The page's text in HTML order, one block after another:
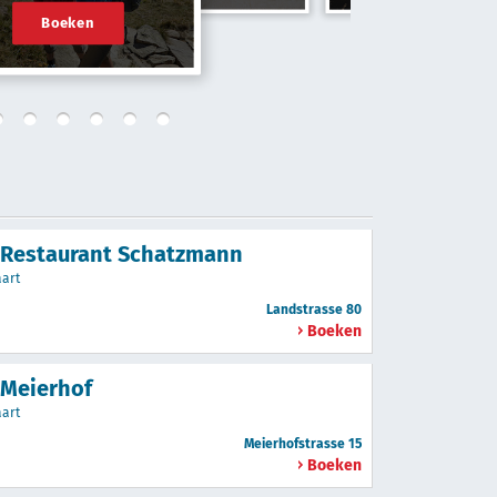
Boeken
Schatzmann
Landstrasse 80
Boeken
Meierhofstrasse 15
Boeken